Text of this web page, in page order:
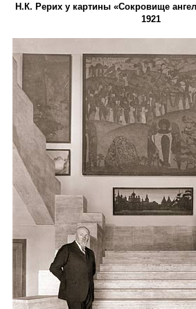
Н.К. Рерих у картины «Сокровище
1921